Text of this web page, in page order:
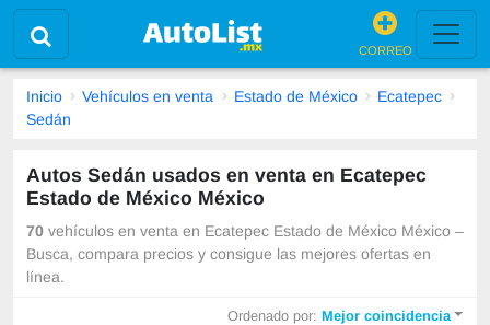
CORREO
Inicio Vehículos en venta Estado de México
Ecatepec
Sedán
Autos Sedán usados en venta en Ecatepec
Estado de México México
70 vehículos en venta en Ecatepec Estado de México México –
Busca, compara precios y consigue las mejores ofertas en
línea.
Ordenado por:Mejor coincidencia